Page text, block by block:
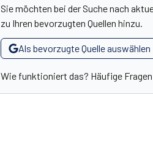
Sie möchten bei der Suche nach
zu Ihren bevorzugten Quellen hinzu.
Als bevorzugte Quelle auswählen
Wie funktioniert das? Häufige